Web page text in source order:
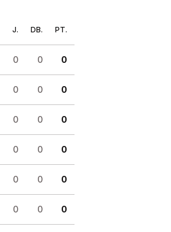
J. DB. PT.
0 0 0
0 0 0
0 0 0
0 0 0
0 0 0
0 0 0